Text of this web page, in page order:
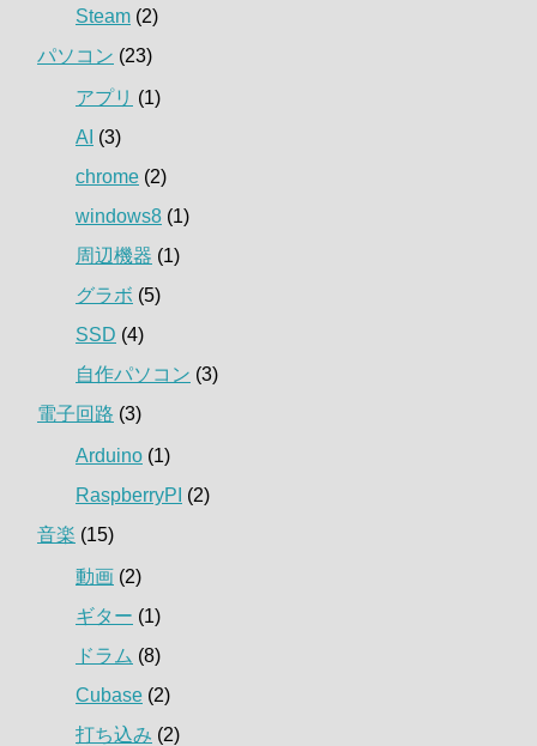
Steam (2)
パソコン (23)
アプリ (1)
AI (3)
chrome (2)
windows8 (1)
周辺機器 (1)
グラボ (5)
SSD (4)
自作パソコン (3)
電子回路 (3)
Arduino (1)
RaspberryPI (2)
音楽 (15)
動画 (2)
ギター (1)
ドラム (8)
Cubase (2)
打ち込み (2)